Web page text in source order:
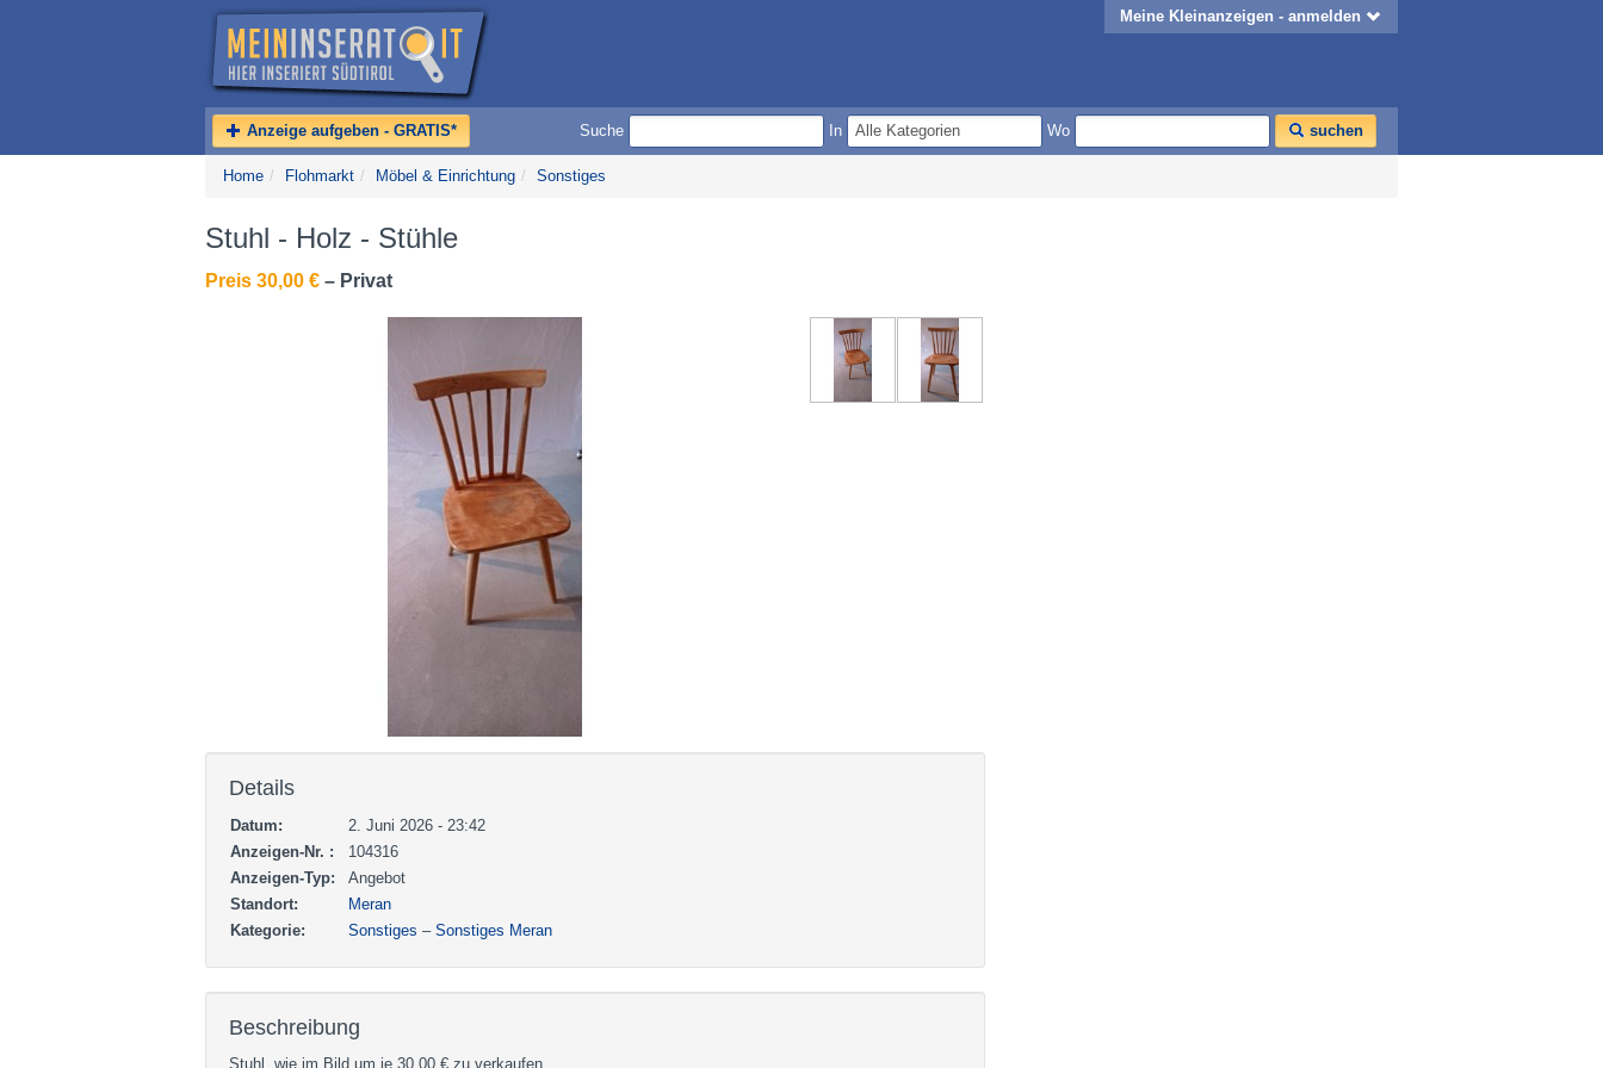
Meine Kleinanzeigen - anmelden
Anzeige aufgeben - GRATIS* Suche In Wo suchen
Home / Flohmarkt / Möbel & Einrichtung / Sonstiges
Stuhl - Holz - Stühle
Preis 30,00 € – Privat
Details
Datum:
2. Juni 2026 - 23:42
Anzeigen-Nr. :
104316
Anzeigen-Typ:
Angebot
Standort:
Meran
Kategorie:
Sonstiges – Sonstiges Meran
Beschreibung
Stuhl, wie im Bild um je 30.00 € zu verkaufen.